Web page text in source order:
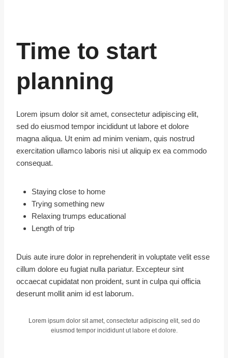
Time to start
planning
Lorem ipsum dolor sit amet, consectetur adipiscing elit,
sed do eiusmod tempor incididunt ut labore et dolore
magna aliqua. Ut enim ad minim veniam, quis nostrud
exercitation ullamco laboris nisi ut aliquip ex ea commodo
consequat.
Staying close to home
Trying something new
Relaxing trumps educational
Length of trip
Duis aute irure dolor in reprehenderit in voluptate velit esse
cillum dolore eu fugiat nulla pariatur. Excepteur sint
occaecat cupidatat non proident, sunt in culpa qui officia
deserunt mollit anim id est laborum.
Lorem ipsum dolor sit amet, consectetur adipiscing elit, sed do
eiusmod tempor incididunt ut labore et dolore.